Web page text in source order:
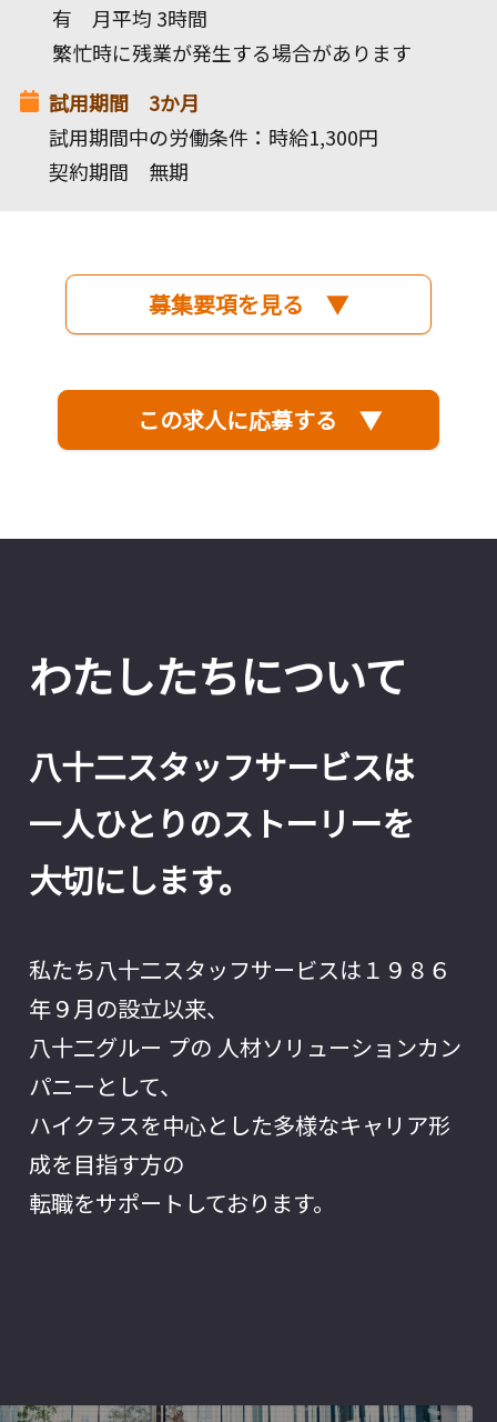
有 月平均 3時間
繁忙時に残業が発生する場合があります
試用期間 3か月
試用期間中の労働条件：時給1,300円
契約期間 無期
募集要項を見る ▼
この求人に応募する ▼
わたしたちについて
八十二スタッフサービスは
一人ひとりのストーリーを
大切にします。
私たち八十二スタッフサービスは１９８６
年９月の設立以来、
八十二グルー プの 人材ソリューションカン
パニーとして、
ハイクラスを中心とした多様なキャリア形
成を目指す方の
転職をサポートしております。